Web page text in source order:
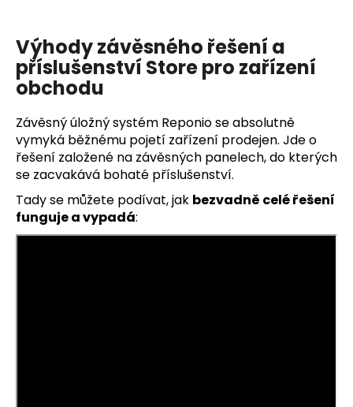
Výhody závěsného řešení a
příslušenství Store pro zařízení
obchodu
Závěsný úložný systém Reponio se absolutně
vymyká běžnému pojetí zařízení prodejen. Jde o
řešení založené na závěsných panelech, do kterých
se zacvakává bohaté příslušenství.
Tady se můžete podívat, jak bezvadně celé řešení
funguje a vypadá: